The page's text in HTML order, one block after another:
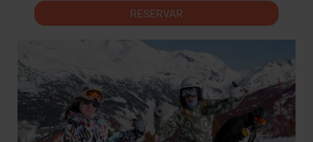
RESERVAR